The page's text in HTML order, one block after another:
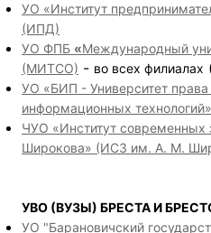
УО «Институт
(ИПД)
УО ФПБ «Международный
(МИТСО) - во всех филиалах
УО «БИП - Университет
информационных технологий»
ЧУО «Институт современных
Широкова» (ИСЗ им. А. М.
УВО (ВУЗЫ) БРЕСТА И
УО "Барановичский